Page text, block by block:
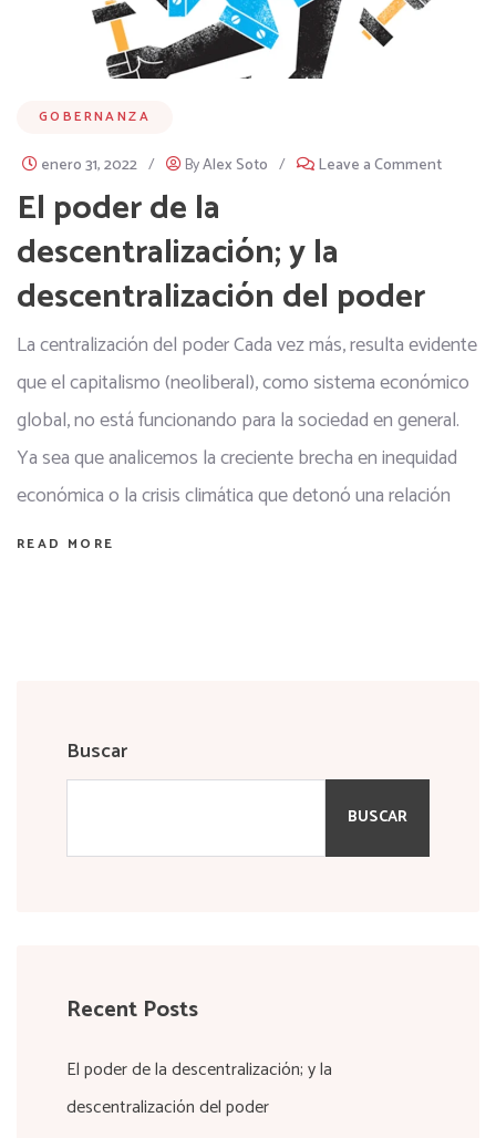
GOBERNANZA
enero 31, 2022 / ByAlex Soto / Leave a Comment
El poder de la
descentralización; y la
descentralización del poder
La centralización del poder Cada vez más, resulta evidente
que el capitalismo (neoliberal), como sistema económico
global, no está funcionando para la sociedad en general.
Ya sea que analicemos la creciente brecha en inequidad
económica o la crisis climática que detonó una relación
READ MORE
Buscar
BUSCAR
Recent Posts
El poder de la descentralización; y la
descentralización del poder